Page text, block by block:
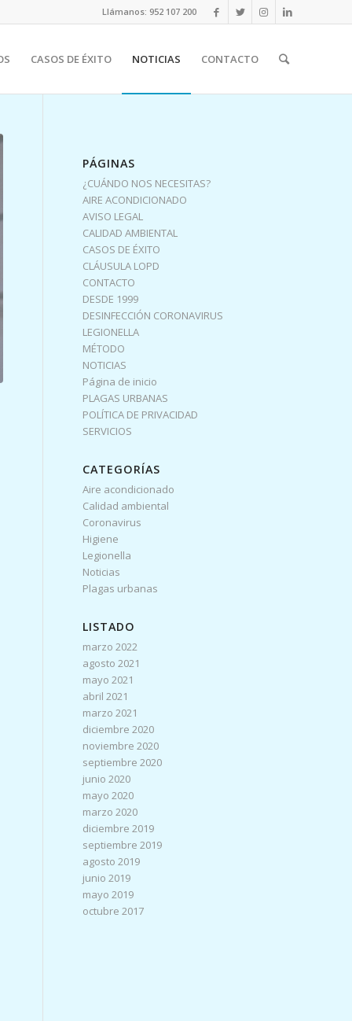
Llámanos: 952 107 200
CASOS DE ÉXITO NOTICIAS CONTACTO
PÁGINAS
¿CUÁNDO NOS NECESITAS?
AIRE ACONDICIONADO
AVISO LEGAL
CALIDAD AMBIENTAL
CASOS DE ÉXITO
CLÁUSULA LOPD
CONTACTO
DESDE 1999
DESINFECCIÓN CORONAVIRUS
LEGIONELLA
MÉTODO
NOTICIAS
Página de inicio
PLAGAS URBANAS
POLÍTICA DE PRIVACIDAD
SERVICIOS
CATEGORÍAS
Aire acondicionado
Calidad ambiental
Coronavirus
Higiene
Legionella
Noticias
Plagas urbanas
LISTADO
marzo 2022
agosto 2021
mayo 2021
abril 2021
marzo 2021
diciembre 2020
noviembre 2020
septiembre 2020
junio 2020
mayo 2020
marzo 2020
diciembre 2019
septiembre 2019
agosto 2019
junio 2019
mayo 2019
octubre 2017